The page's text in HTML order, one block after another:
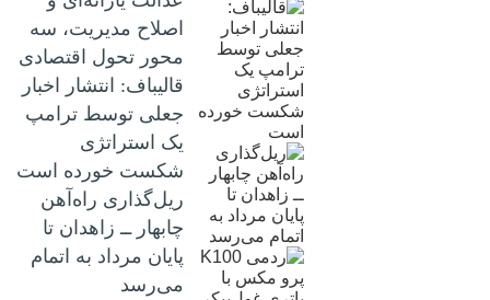
اصلاح مدیریت، سه
محور تحول اقتصادی
قالیباف: انتشار اخبار
جعلی توسط ترامپ
یک استراتژی
شکست خورده است
ریل‌گذاری راه‌آهن
چابهار ــ زاهدان تا
پایان مرداد به اتمام
می‌رسد